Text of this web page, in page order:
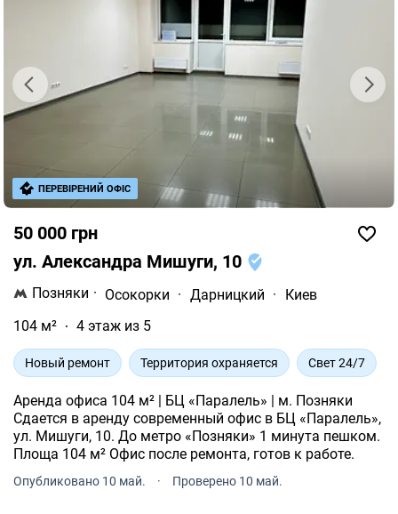
50 000 грн
ул. Александра Мишуги, 10
Позняки · Осокорки · Дарницкий ·
Киев
104 м²
4 этаж из 5
Новый ремонт Территория охраняется Свет 24/7
Аренда офиса 104 м² | БЦ «Паралель» | м. Позняки
Сдается в аренду современный офис в БЦ «Паралель»,
ул. Мишуги, 10. До метро «Позняки» 1 минута пешком.
Площа 104 м² Офис после ремонта, готов к работе.
Опубликовано 10 май. · Проверено 10 май.
ПЕРЕВІРЕНИЙ ОФІС